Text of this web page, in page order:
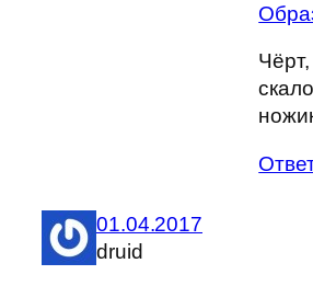
01.04.2017
druid